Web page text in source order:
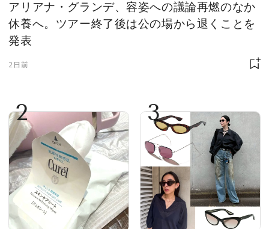
アリアナ・グランデ、容姿への議論再燃のなか
休養へ。ツアー終了後は公の場から退くことを
発表
2日前
2 3